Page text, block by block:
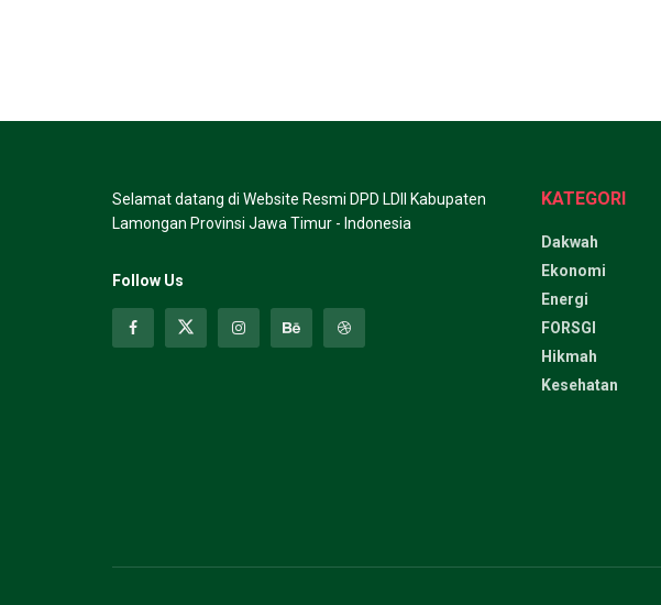
Selamat datang di Website Resmi DPD LDII Kabupaten
Lamongan Provinsi Jawa Timur - Indonesia
Follow Us
KATEGORI
Dakwah
Ekonomi
Energi
FORSGI
Hikmah
Kesehatan